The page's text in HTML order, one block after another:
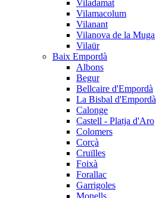
Viladamat
Vilamacolum
Vilanant
Vilanova de la Muga
Vilaür
Baix Empordà
Albons
Begur
Bellcaire d'Empordà
La Bisbal d'Empordà
Calonge
Castell - Platja d'Aro
Colomers
Corçà
Cruïlles
Foixà
Forallac
Garrigoles
Monells